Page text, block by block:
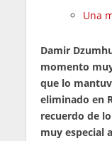
Una
Damir
momento
que lo
eliminado en
recuerdo de
muy especial